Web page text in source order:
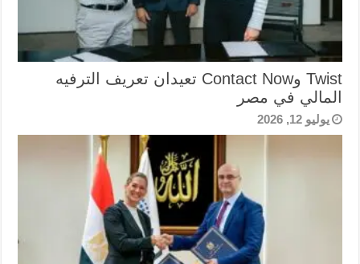
Twist وContact Now تعيدان تعريف الترفيه
المالي في مصر
يوليو 12, 2026